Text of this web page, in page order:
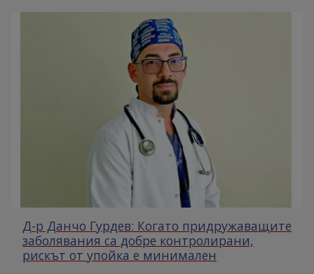
Д-р Данчо Гурдев: Когато придружаващите
заболявания са добре контролирани,
рискът от упойка е минимален